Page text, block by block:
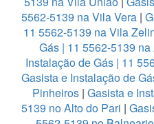
5562-5139 na Vila Vera|
11 5562-5139 na Vila
Gás | 11 5562-5139
Instalação de Gás | 11
Gasista e Instalação de
Pinheiros | Gasista e
5139 no Alto do Pari |